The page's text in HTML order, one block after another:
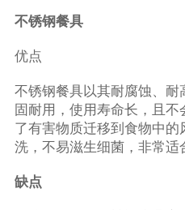
不锈钢餐具
优点
不锈钢餐具以其耐腐蚀、
固耐用，使用寿命长，且
了有害物质迁移到食物中
洗，不易滋生细菌，非常适
缺点